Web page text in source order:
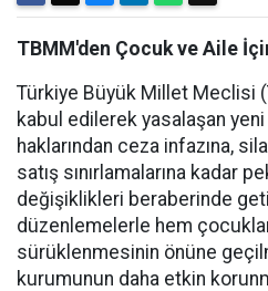
TBMM'den Çocuk ve Aile
Türkiye Büyük Millet Meclisi
kabul edilerek yasalaşan
haklarından ceza infazına,
satış sınırlamalarına kadar
değişiklikleri beraberinde
düzenlemelerle hem
sürüklenmesinin önüne
kurumunun daha etkin